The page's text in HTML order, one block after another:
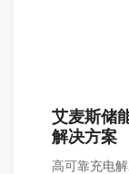
艾麦斯储
解决方案
高可靠充电